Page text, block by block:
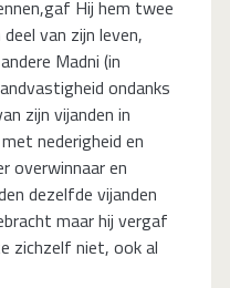
Hij hem twee
van zijn leven,
Madni (in
ondanks
zijn vijanden in
nederigheid en
overwinnaar en
dezelfde vijanden
maar hij vergaf
zichzelf niet, ook al